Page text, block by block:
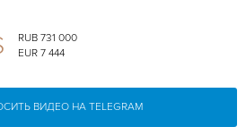
RUB 731 000
EUR 7 444
ВИДЕО НА TELEGRAM